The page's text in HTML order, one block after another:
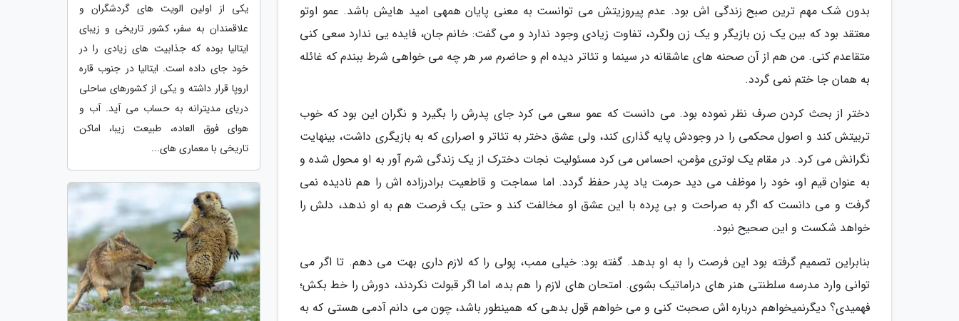
بدون شک مهم ترین صبح زندگی اش بود. عدم پیروزیتش می توانست به معنی پایان همهی امید هایش باشد. عمو اوتو
معتقد بود که بین یک زن بازیگر و یک زن ولگرد، تفاوت زیادی وجود ندارد و می گفت: خانم جان، فایده یی ندارد سعی کنی
متقاعدم کنی. من هم از آن صحنه های عاشقانه در سینما و تئاتر دیده ام و حاضرم سر هر چه می خواهی شرط ببندم که غائله
به همان جا ختم نمی گردد.
دختر از بحث کردن صرف نظر نموده بود. می دانست که عمو سعی می کرد جای پدرش را بگیرد و نگران این بود که خوب
تربیتش کند و اصول محکمی را در وجودش پایه گذاری کند، ولی عشق دختر به تئاتر و اصراری که به بازیگری داشت، بینهایت
نگرانش می کرد. در مقام یک لوتری مؤمن، احساس می کرد مسئولیت نجات دخترک از یک زندگی شرم آور به او محول شده و
به عنوان قیم او، خود را موظف می دید حرمت یاد پدر حفظ گردد. اما سماجت و قاطعیت برادرزاده اش را هم نادیده نمی
گرفت و می دانست که اگر به صراحت و بی پرده با این عشق او مخالفت کند و حتی یک فرصت هم به او ندهد، دلش را
خواهد شکست و این صحیح نبود.
بنابراین تصمیم گرفته بود این فرصت را به او بدهد. گفته بود: خیلی ممب، پولی را که لازم داری بهت می دهم. تا اگر می
توانی وارد مدرسه سلطنتی هنر های دراماتیک بشوی. امتحان های لازم را هم بده، اما اگر قبولت نکردند، دورش را خط بکش؛
فهمیدی؟ دیگرنمیخواهم درباره اش صحبت کنی و می خواهم قول بدهی که همینطور باشد، چون می دانم آدمی هستی که به
یکی از اولین الویت های گردشگران و
علاقمندان به سفر، کشور تاریخی و زیبای
ایتالیا بوده که جذابیت های زیادی را در
خود جای داده است. ایتالیا در جنوب قاره
اروپا قرار داشته و یکی از کشورهای ساحلی
دریای مدیترانه به حساب می آید. آب و
هوای فوق العاده، طبیعت زیبا، اماکن
تاریخی با معماری های...